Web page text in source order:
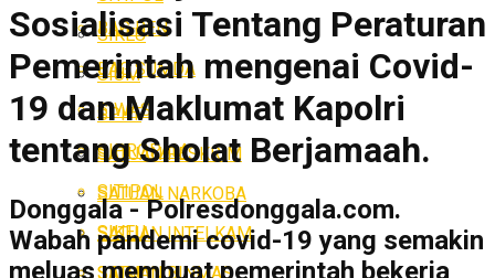
SIKEU
SIUM
SPKT
SATUAN RESKRIM
SATUAN NARKOBA
SATUAN INTELKAM
SATUAN BINMAS
BAG REN
BAG SUMDA
SIWAS
SIPROPAM
SITIPOL
SIKEU
SIUM
Sosialisasi Tentang Peraturan
Pemerintah mengenai Covid-
19 dan Maklumat Kapolri
tentang Sholat Berjamaah.
Donggala - Polresdonggala.com.
Wabah pandemi covid-19 yang semakin